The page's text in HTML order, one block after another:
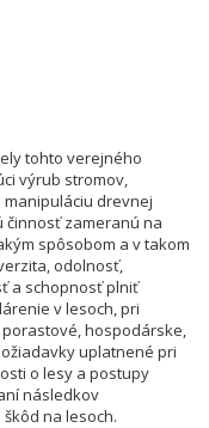
tohto verejného
výrub stromov,
drevnej
činnosť zameranú na
spôsobom a v takom
odolnosť,
a schopnosť plniť
v lesoch, pri
hospodárske,
uplatnené pri
o lesy a postupy
následkov
na lesoch.